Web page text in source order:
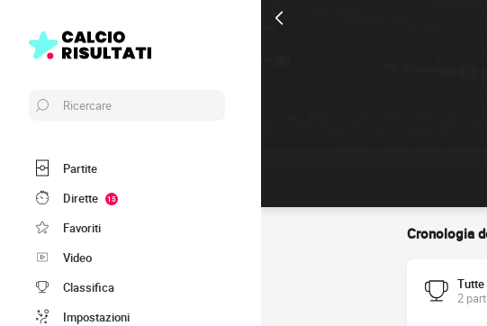
Ricercare
Partite
Dirette
15
Favoriti
Video
Classifica
Impostazioni
Cronologia
Tutte
2